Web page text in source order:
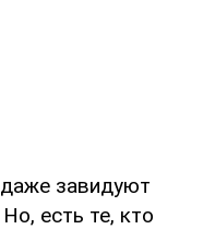
завидуют
есть те, кто